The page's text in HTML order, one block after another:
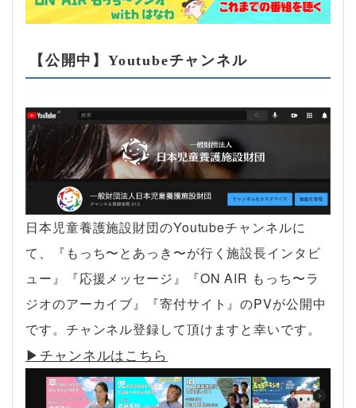
【公開中】Youtubeチャンネル
日本児童養護施設財団のYoutubeチャンネルに
て、『もっち〜とあっき〜が行く施設長インタビ
ュー』『応援メッセージ』『ON AIR もっち〜ラ
ジオのアーカイブ』『寄付サイト』のPVが公開中
です。チャンネル登録して頂けますと幸いです。
▶︎チャンネルはこちら